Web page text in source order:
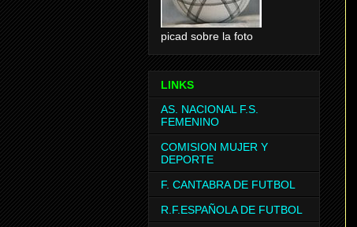
picad sobre la foto
LINKS
AS. NACIONAL F.S.
FEMENINO
COMISION MUJER Y
DEPORTE
F. CANTABRA DE FUTBOL
R.F.ESPAÑOLA DE FUTBOL